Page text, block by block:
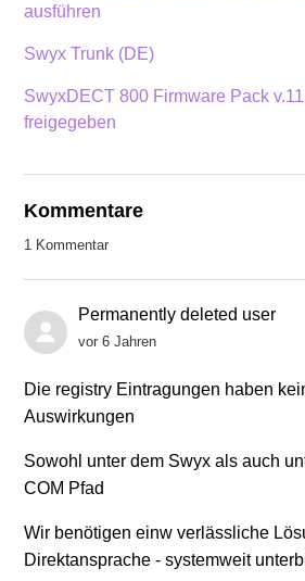
ausführen
Swyx Trunk (DE)
SwyxDECT 800 Firmware Pack
freigegeben
Kommentare
1 Kommentar
Permanently deleted user
vor 6 Jahren
Die registry Eintragungen haben
Auswirkungen
Sowohl unter dem Swyx als auch
COM Pfad
Wir benötigen einw verlässliche
Direktansprache - systemweit